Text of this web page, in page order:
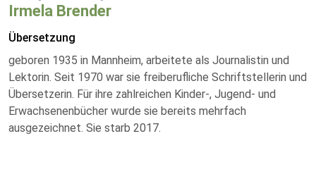
Irmela Brender
Übersetzung
geboren 1935 in Mannheim, arbeitete als Journalistin und
Lektorin. Seit 1970 war sie freiberufliche Schriftstellerin und
Übersetzerin. Für ihre zahlreichen Kinder-, Jugend- und
Erwachsenenbücher wurde sie bereits mehrfach
ausgezeichnet. Sie starb 2017.